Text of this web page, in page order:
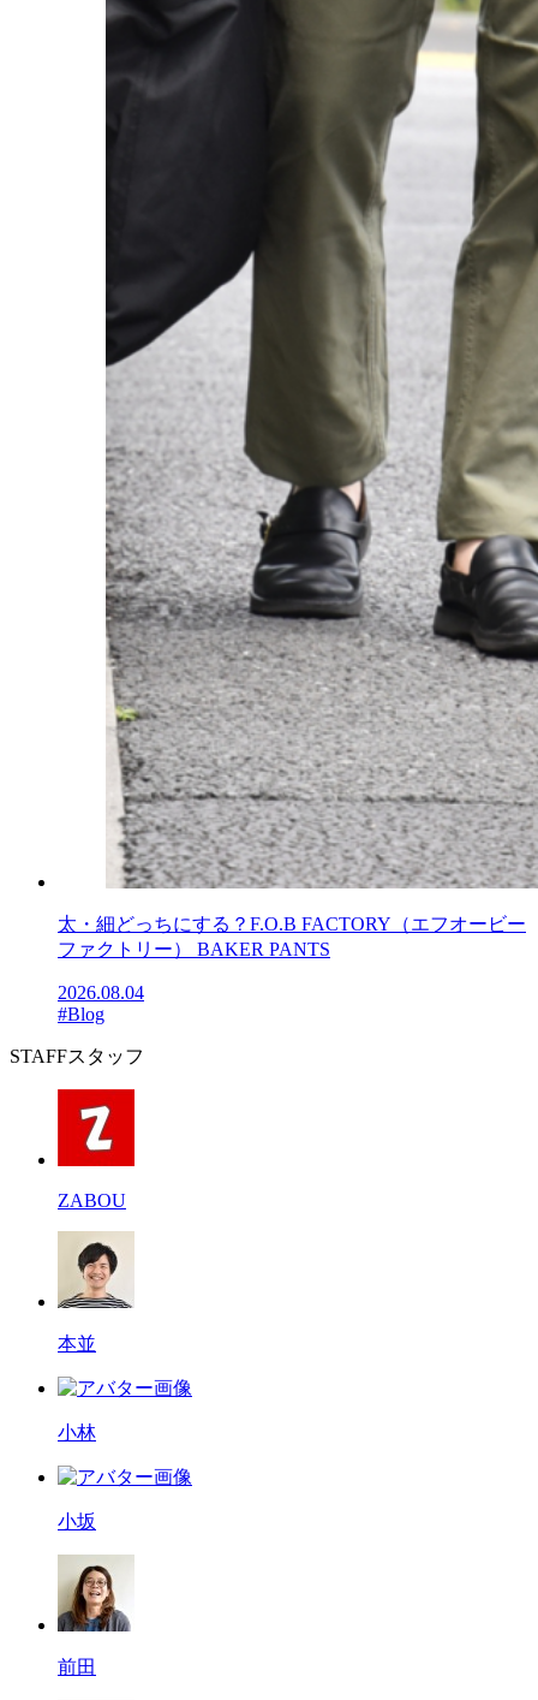
太・細どっちにする？F.O.B FACTORY（エフオービー
ファクトリー） BAKER PANTS
2026.08.04
#Blog
STAFFスタッフ
ZABOU
本並
小林
小坂
前田